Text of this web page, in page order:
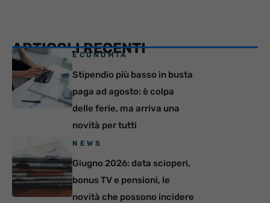
ARTICOLI RECENTI
ECONOMIA
Stipendio più basso in busta
paga ad agosto: è colpa
delle ferie, ma arriva una
novità per tutti
NEWS
Giugno 2026: data scioperi,
bonus TV e pensioni, le
novità che possono incidere